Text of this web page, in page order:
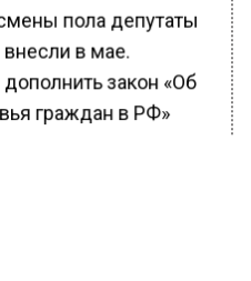
пола депутаты
в мае.
закон «Об
граждан в РФ»